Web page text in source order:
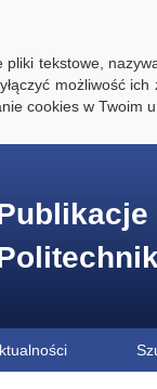
pliki tekstowe,
możliwość
cookies w Twoim